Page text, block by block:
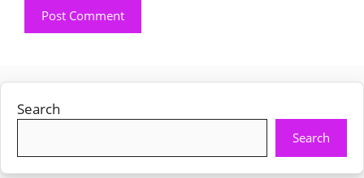
Search
Search